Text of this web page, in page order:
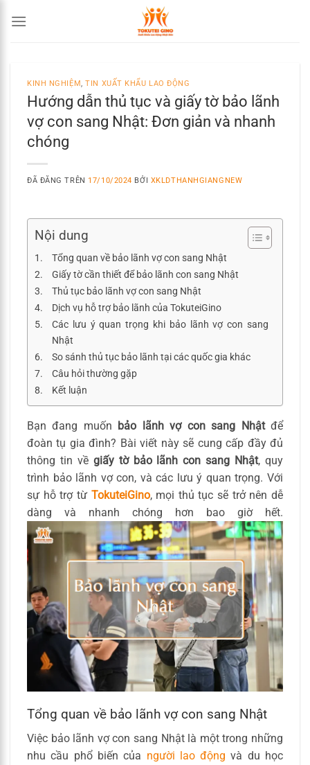
đến
KINH NGHIỆM,TIN XUẤT KHẨU LAO ĐỘNG
Hướng dẫn thủ tục và giấy tờ bảo lãnh
vợ con sang Nhật: Đơn giản và nhanh
chóng
ĐÃ ĐĂNG TRÊN 17/10/2024 BỞI XKLDTHANHGIANGNEW
Nội dung
Tổng quan về bảo lãnh vợ con sang Nhật
Giấy tờ cần thiết để bảo lãnh con sang Nhật
Thủ tục bảo lãnh vợ con sang Nhật
Dịch vụ hỗ trợ bảo lãnh của TokuteiGino
Các lưu ý quan trọng khi bảo lãnh vợ con sang
Nhật
So sánh thủ tục bảo lãnh tại các quốc gia khác
Câu hỏi thường gặp
Kết luận
Bạn đang muốn bảo lãnh vợ con sang Nhậtđể
đoàn tụ gia đình? Bài viết này sẽ cung cấp đầy đủ
thông tin về giấy tờ bảo lãnh con sang Nhật, quy
trình bảo lãnh vợ con, và các lưu ý quan trọng. Với
sự hỗ trợ từ TokuteiGino, mọi thủ tục sẽ trở nên dễ
dàng và nhanh chóng hơn bao giờ hết.
Tổng quan về bảo lãnh vợ con sang Nhật
Việc bảo lãnh vợ con sang Nhật là một trong những
nhu cầu phổ biến của người lao động và du học